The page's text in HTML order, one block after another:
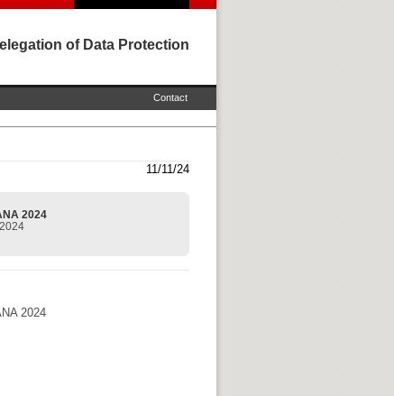
of Data Protection
Contact
11/11/24
2024
2024